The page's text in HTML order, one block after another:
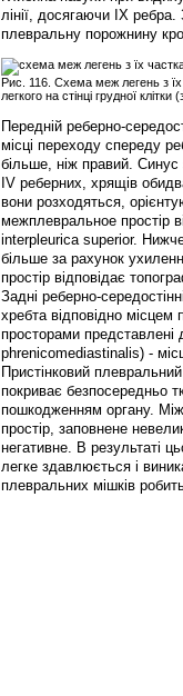
лінії, досягаючи IX
плевральну порожнину
Рис. 116. Схема меж легень з їх
легкого на стінці грудної
Передній реберно-
місці переходу спереду
більше, ніж правий.
IV реберних, хрящів
вони розходяться,
межплевральное простір
interpleurica superior.
більше за рахунок
простір відповідає
Задні реберно-
хребта відповідно
просторами представлені
phrenicomediastinalis) -
Пристінковий
покриває безпосередньо
пошкодженням органу. Між
простір, заповнене
негативне. В результаті
легке здавлюється і
плевральних мішків